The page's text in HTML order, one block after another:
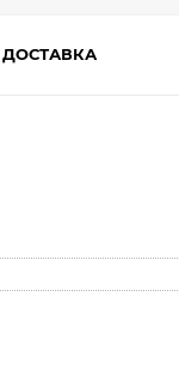
ДОСТАВКА